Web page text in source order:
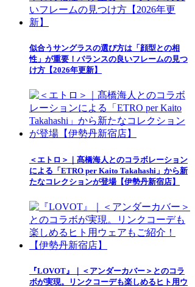
似合うサングラスの選び方は「顔型との相
性」が重要！バランスの良いフレームの見つ
け方【2026年更新】
＜エトロ＞｜髙橋海人とのコラボレーション
による「ETRO per Kaito Takahashi」から新
たなコレクションが登場【伊勢丹新宿店】
『LOVOT』｜＜アンダーカバー＞とのコラ
ボが実現。リンクコーデも楽しめるヒト用ウ